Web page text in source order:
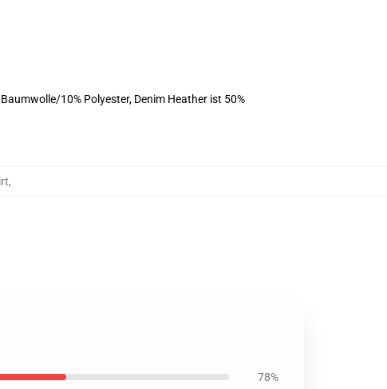
10% Polyester, Denim Heather ist 50%
,
78%